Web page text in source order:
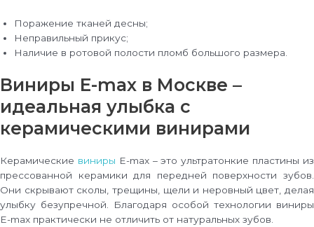
Поражение тканей десны;
Неправильный прикус;
Наличие в ротовой полости пломб большого размера.
Виниры E-max в Москве –
идеальная улыбка с
керамическими винирами
Керамические виниры E-max – это ультратонкие пластины из
прессованной керамики для передней поверхности зубов.
Они скрывают сколы, трещины, щели и неровный цвет, делая
улыбку безупречной. Благодаря особой технологии виниры
E-max практически не отличить от натуральных зубов.